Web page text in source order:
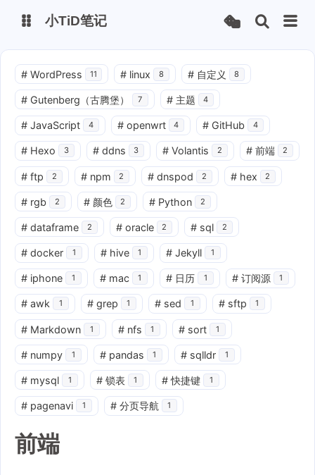
博客主站 volantis主题站
GITHUB
小TiD笔记
# WordPress 11 # linux 8 # 自定义 8
# Gutenberg（古腾堡） 7 # 主题 4
# JavaScript 4 # openwrt 4 # GitHub 4
# Hexo 3 # ddns 3 # Volantis 2 # 前端 2
# ftp 2 # npm 2 # dnspod 2 # hex 2
# rgb 2 # 颜色 2 # Python 2
# dataframe 2 # oracle 2 # sql 2
# docker 1 # hive 1 # Jekyll 1
# iphone 1 # mac 1 # 日历 1 # 订阅源 1
# awk 1 # grep 1 # sed 1 # sftp 1
# Markdown 1 # nfs 1 # sort 1
# numpy 1 # pandas 1 # sqlldr 1
# mysql 1 # 锁表 1 # 快捷键 1
# pagenavi 1 # 分页导航 1
前端